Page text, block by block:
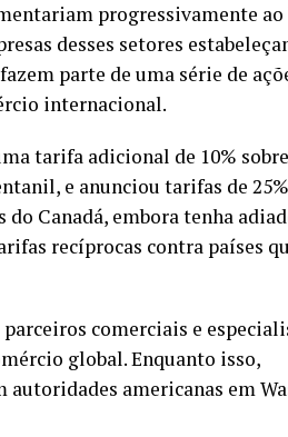
progressivamente
desses setores
parte de uma série de
internacional.
tarifa adicional de 10%
e anunciou tarifas de
Canadá, embora tenha
recíprocas contra países
comerciais e
global. Enquanto isso,
autoridades americanas em